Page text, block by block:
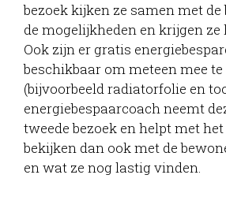
bezoek kijken ze samen met
de mogelijkheden en krijgen ze
Ook zijn er gratis
beschikbaar om meteen mee
(bijvoorbeeld radiatorfolie en
energiebespaarcoach neemt
tweede bezoek en helpt met
bekijken dan ook met de
en wat ze nog lastig vinden.